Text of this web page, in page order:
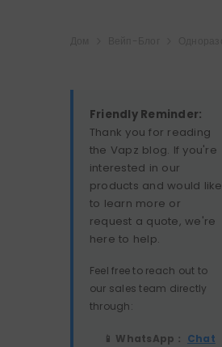
Friendly Reminder:
Thank you for reading
the Vapz blog. If you're
interested in our
products and would like
to learn more or
request a quote, we're
here to help.
Feel free to reach out to
our sales team directly
through:
📱 WhatsApp： Chat